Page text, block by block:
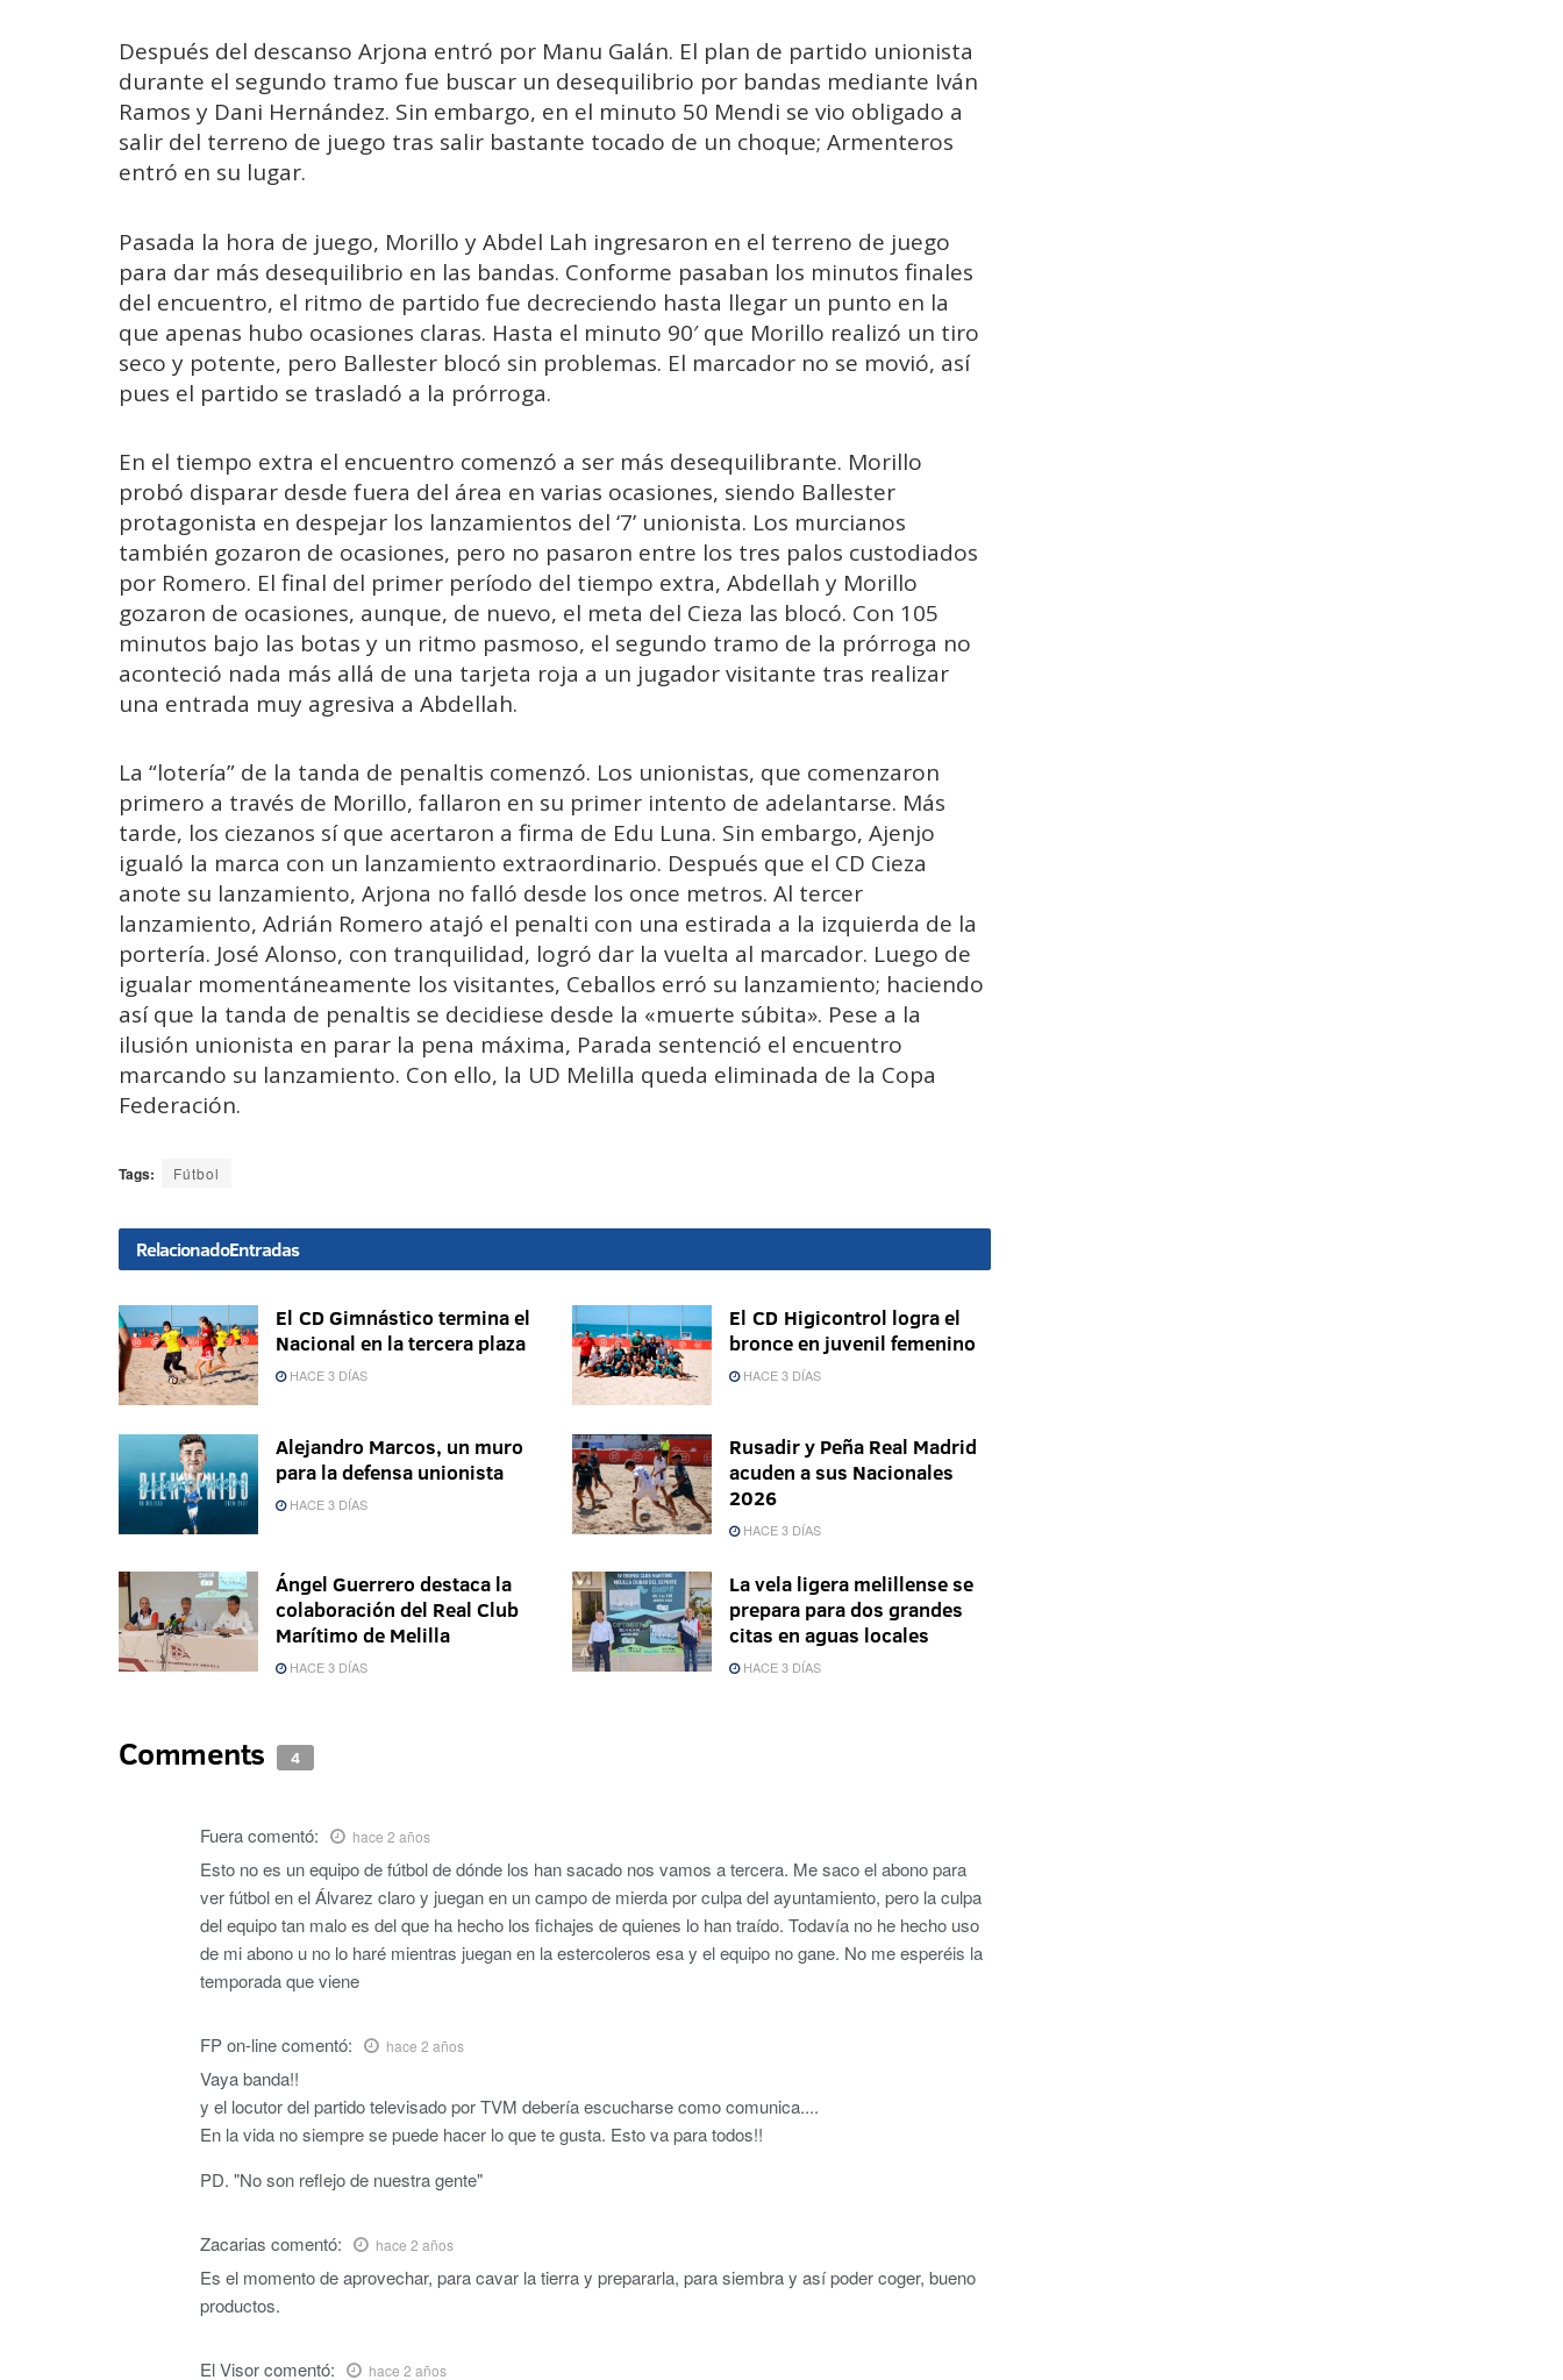
Después del descanso Arjona entró por Manu Galán. El plan de partido unionista
durante el segundo tramo fue buscar un desequilibrio por bandas mediante Iván
Ramos y Dani Hernández. Sin embargo, en el minuto 50 Mendi se vio obligado a
salir del terreno de juego tras salir bastante tocado de un choque; Armenteros
entró en su lugar.
Pasada la hora de juego, Morillo y Abdel Lah ingresaron en el terreno de juego
para dar más desequilibrio en las bandas. Conforme pasaban los minutos finales
del encuentro, el ritmo de partido fue decreciendo hasta llegar un punto en la
que apenas hubo ocasiones claras. Hasta el minuto 90′ que Morillo realizó un tiro
seco y potente, pero Ballester blocó sin problemas. El marcador no se movió, así
pues el partido se trasladó a la prórroga.
En el tiempo extra el encuentro comenzó a ser más desequilibrante. Morillo
probó disparar desde fuera del área en varias ocasiones, siendo Ballester
protagonista en despejar los lanzamientos del ‘7’ unionista. Los murcianos
también gozaron de ocasiones, pero no pasaron entre los tres palos custodiados
por Romero. El final del primer período del tiempo extra, Abdellah y Morillo
gozaron de ocasiones, aunque, de nuevo, el meta del Cieza las blocó. Con 105
minutos bajo las botas y un ritmo pasmoso, el segundo tramo de la prórroga no
aconteció nada más allá de una tarjeta roja a un jugador visitante tras realizar
una entrada muy agresiva a Abdellah.
La “lotería” de la tanda de penaltis comenzó. Los unionistas, que comenzaron
primero a través de Morillo, fallaron en su primer intento de adelantarse. Más
tarde, los ciezanos sí que acertaron a firma de Edu Luna. Sin embargo, Ajenjo
igualó la marca con un lanzamiento extraordinario. Después que el CD Cieza
anote su lanzamiento, Arjona no falló desde los once metros. Al tercer
lanzamiento, Adrián Romero atajó el penalti con una estirada a la izquierda de la
portería. José Alonso, con tranquilidad, logró dar la vuelta al marcador. Luego de
igualar momentáneamente los visitantes, Ceballos erró su lanzamiento; haciendo
así que la tanda de penaltis se decidiese desde la «muerte súbita». Pese a la
ilusión unionista en parar la pena máxima, Parada sentenció el encuentro
marcando su lanzamiento. Con ello, la UD Melilla queda eliminada de la Copa
Federación.
Tags: Fútbol
RelacionadoEntradas
El CD Gimnástico termina el
Nacional en la tercera plaza
HACE 3 DÍAS
El CD Higicontrol logra el
bronce en juvenil femenino
HACE 3 DÍAS
Alejandro Marcos, un muro
para la defensa unionista
HACE 3 DÍAS
Rusadir y Peña Real Madrid
acuden a sus Nacionales
2026
HACE 3 DÍAS
Ángel Guerrero destaca la
colaboración del Real Club
Marítimo de Melilla
HACE 3 DÍAS
La vela ligera melillense se
prepara para dos grandes
citas en aguas locales
HACE 3 DÍAS
Comments 4
Fueracomentó: hace 2 años
Esto no es un equipo de fútbol de dónde los han sacado nos vamos a tercera. Me saco el abono para
ver fútbol en el Álvarez claro y juegan en un campo de mierda por culpa del ayuntamiento, pero la culpa
del equipo tan malo es del que ha hecho los fichajes de quienes lo han traído. Todavía no he hecho uso
de mi abono u no lo haré mientras juegan en la estercoleros esa y el equipo no gane. No me esperéis la
temporada que viene
FP on-linecomentó: hace 2 años
Vaya banda!!
y el locutor del partido televisado por TVM debería escucharse como comunica....
En la vida no siempre se puede hacer lo que te gusta. Esto va para todos!!
PD. "No son reflejo de nuestra gente"
Zacarias comentó: hace 2 años
Es el momento de aprovechar, para cavar la tierra y prepararla, para siembra y así poder coger, bueno
productos.
El Visorcomentó: hace 2 años